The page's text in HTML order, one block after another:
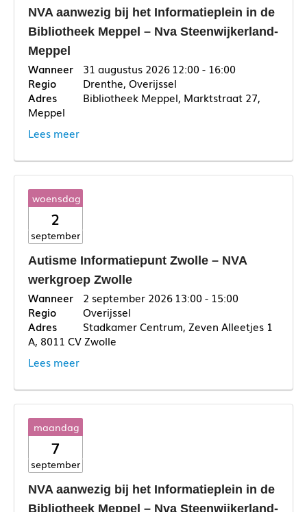
NVA aanwezig bij het Informatieplein in de
Bibliotheek Meppel – Nva Steenwijkerland-
Meppel
31 augustus 2026 12:00 - 16:00
Drenthe, Overijssel
Bibliotheek Meppel, Marktstraat 27,
Meppel
Lees meer
woensdag
2
september
Autisme Informatiepunt Zwolle – NVA
werkgroep Zwolle
2 september 2026 13:00 - 15:00
Overijssel
Stadkamer Centrum, Zeven Alleetjes 1
A, 8011 CV Zwolle
Lees meer
maandag
7
september
NVA aanwezig bij het Informatieplein in de
Bibliotheek Meppel – Nva Steenwijkerland-